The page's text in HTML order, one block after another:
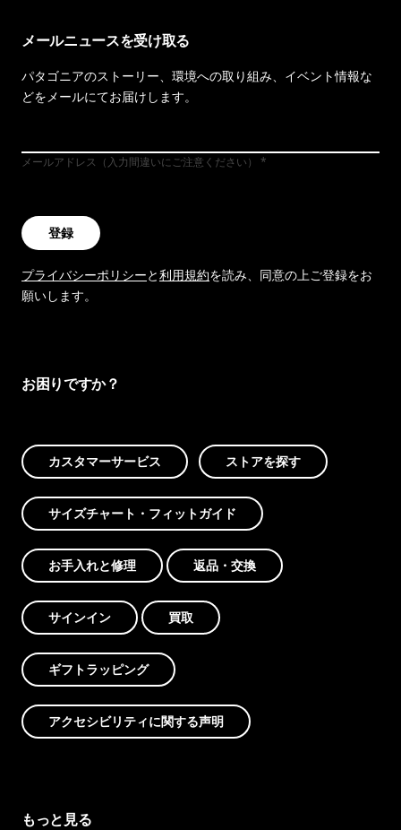
メールニュースを受け取る
パタゴニアのストーリー、環境への取り組み、イベント情報な
どをメールにてお届けします。
メールアドレス（入力間違いにご注意ください）
登録
プライバシーポリシーと利用規約を読み、同意の上ご登録をお
願いします。
お困りですか？
カスタマーサービス ストアを探す
サイズチャート・フィットガイド
お手入れと修理 返品・交換
サインイン 買取
ギフトラッピング
アクセシビリティに関する声明
もっと見る